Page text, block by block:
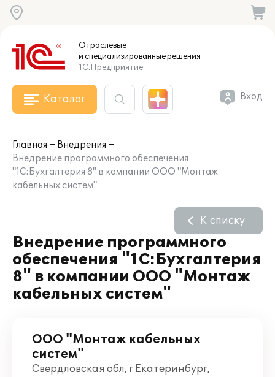
Отраслевые
и специализированныерешения
1С:Предприятие
Каталог Вход
Главная
Внедрения
Внедрение программного обеспечения
"1С:Бухгалтерия 8" в компании ООО "Монтаж
кабельных систем"
Внедрение программного
обеспечения "1С:Бухгалтерия
8" в компании ООО "Монтаж
кабельных систем"
К списку
ООО "Монтаж кабельных
систем"
Свердловская обл, г Екатеринбург,